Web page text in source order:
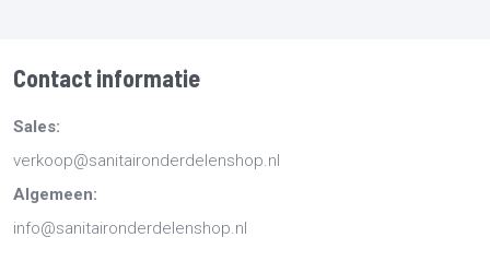
Contact informatie
Sales:
verkoop@sanitaironderdelenshop.nl
Algemeen:
info@sanitaironderdelenshop.nl